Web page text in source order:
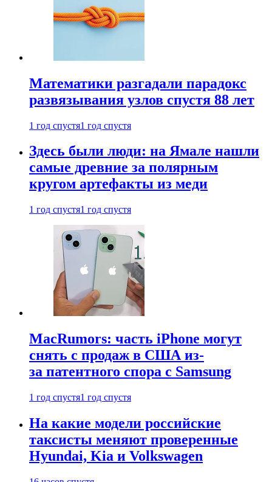
Математики разгадали парадокс
развязывания узлов спустя 88 лет
1 год спустя1 год спустя
Здесь были люди: на Ямале нашли
самые древние за полярным
кругом артефакты из меди
1 год спустя1 год спустя
MacRumors: часть iPhone могут
снять с продаж в США из-
за патентного спора с Samsung
1 год спустя1 год спустя
На какие модели российские
таксисты меняют проверенные
Hyundai, Kia и Volkswagen